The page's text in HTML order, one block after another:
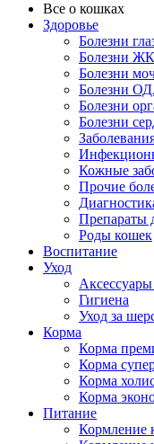
Все о кошках
Здоровье
Болезни
Болезни
Болезни
Болезни
Болезни
Болезни
Кожные
Прочие
Препараты
Роды кошек
Воспитание
Уход
Аксессуары
Гигиена
Уход за
Корма
Корма
Корма
Корма
Корма
Питание
Кормление